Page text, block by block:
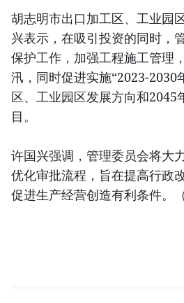
胡志明市出口加工区、工业园
兴表示，在吸引投资的同时，
保护工作，加强工程施工管理
汛，同时促进实施“2023-2030
区、工业园区发展方向和2045
目。
许国兴强调，管理委员会将大
优化审批流程，旨在提高行政
促进生产经营创造有利条件。（